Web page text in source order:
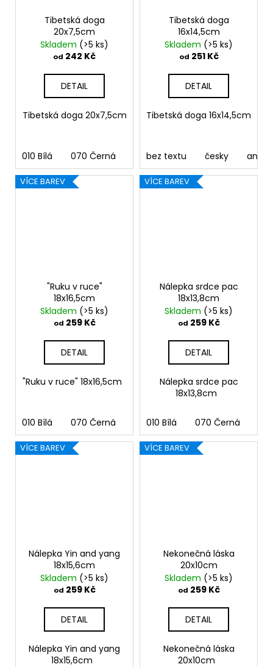
Tibetská doga
20x7,5cm
Skladem (>5 ks)
od 242 Kč
DETAIL
Tibetská doga 20x7,5cm
010 Bílá 070 Černá 090 Stříbrná 091 Zlatá
Tibetská doga
16x14,5cm
Skladem (>5 ks)
od 251 Kč
DETAIL
Tibetská doga 16x14,5cm
bez textu česky
VÍCE BAREV
"Ruku v ruce"
18x16,5cm
Skladem (>5 ks)
od 259 Kč
DETAIL
"Ruku v ruce" 18x16,5cm
010 Bílá 070 Černá 090 Stříbrná 091 Zlatá
VÍCE BAREV
Nálepka srdce pac
18x13,8cm
Skladem (>5 ks)
od 259 Kč
DETAIL
Nálepka srdce pac
18x13,8cm
010 Bílá 070 Černá
VÍCE BAREV
Nálepka Yin and yang
18x15,6cm
Skladem (>5 ks)
od 259 Kč
DETAIL
Nálepka Yin and yang
18x15,6cm
VÍCE BAREV
Nekonečná láska
20x10cm
Skladem (>5 ks)
od 259 Kč
DETAIL
Nekonečná láska
20x10cm